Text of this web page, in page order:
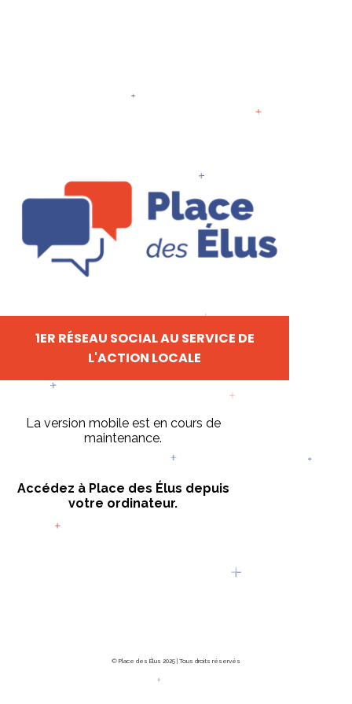
1ER RÉSEAU SOCIAL AU SERVICE DE
L'ACTION LOCALE
La version mobile est en cours de
maintenance.
Accédez à Place des Élus depuis
votre ordinateur.
© Place des Élus 2025 | Tous droits réservés